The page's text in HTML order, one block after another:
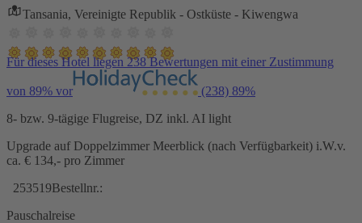
Tansania, Vereinigte Republik - Ostküste - Kiwengwa
Für dieses Hotel liegen 238 Bewertungen mit einer Zustimmung
von 89% vor (238) 89%
8- bzw. 9-tägige Flugreise, DZ inkl. AI light
Upgrade auf Doppelzimmer Meerblick (nach Verfügbarkeit) i.W.v.
ca. € 134,- pro Zimmer
253519Bestellnr.:
Pauschalreise